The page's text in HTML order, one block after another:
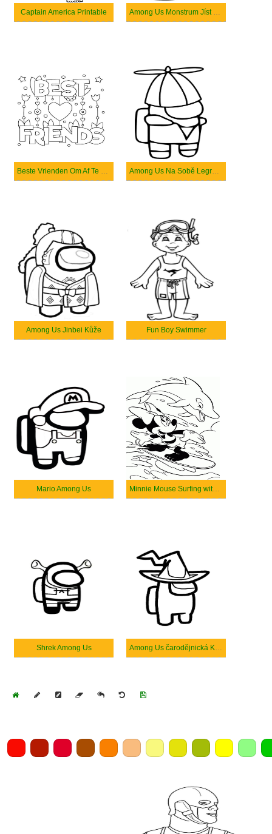
Captain America Printable Among Us Monstrum Jíst Mrtvoly
Beste Vrienden Om Af Te Drukken Among Us Na Sobě Legrační Klobouk
Among Us Jinbei Kůže Fun Boy Swimmer
Mario Among Us Minnie Mouse Surfing with Dolphin Swimming
Shrek Among Us Among Us čarodějnická Kůže